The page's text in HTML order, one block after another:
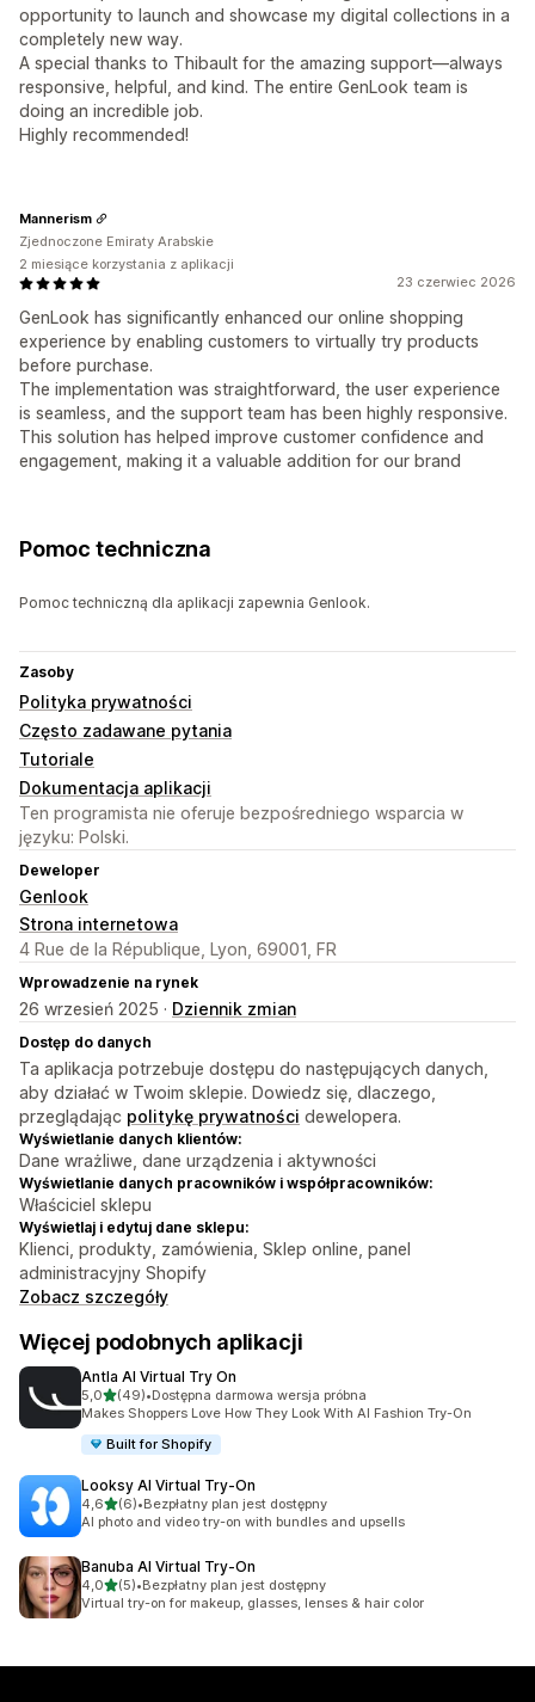
opportunity to launch and showcase my digital collections in a
completely new way.
A special thanks to Thibault for the amazing support—always
responsive, helpful, and kind. The entire GenLook team is
doing an incredible job.
Highly recommended!
23 czerwiec 2026
GenLook has significantly enhanced our online shopping
experience by enabling customers to virtually try products
before purchase.
The implementation was straightforward, the user experience
is seamless, and the support team has been highly responsive.
This solution has helped improve customer confidence and
engagement, making it a valuable addition for our brand
Mannerism
Zjednoczone Emiraty Arabskie
2 miesiące korzystania z aplikacji
Pomoc techniczna
Pomoc techniczną dla aplikacji zapewnia Genlook.
Zasoby
Polityka prywatności
Często zadawane pytania
Tutoriale
Dokumentacja aplikacji
Ten programista nie oferuje bezpośredniego wsparcia w
języku: Polski.
Deweloper
Genlook
Strona internetowa
4 Rue de la République, Lyon, 69001, FR
Wprowadzenie na rynek
26 wrzesień 2025 · Dziennik zmian
Dostęp do danych
Ta aplikacja potrzebuje dostępu do następujących danych,
aby działać w Twoim sklepie. Dowiedz się, dlaczego,
przeglądając politykę prywatności dewelopera.
Wyświetlanie danych klientów:
Dane wrażliwe, dane urządzenia i aktywności
Wyświetlanie danych pracowników i współpracowników:
Właściciel sklepu
Wyświetlaj i edytuj dane sklepu:
Klienci, produkty, zamówienia, Sklep online, panel
administracyjny Shopify
Zobacz szczegóły
Więcej podobnych aplikacji
Antla AI Virtual Try On
5,0na 5 gwiazdek
(49)
Łączna liczba recenzji: 49
•Dostępna darmowa wersja próbna
Makes Shoppers Love How They Look With AI Fashion Try-On
Built for Shopify
Looksy AI Virtual Try‑On
4,6na 5 gwiazdek
(6)
Łączna liczba recenzji: 6
•Bezpłatny plan jest dostępny
AI photo and video try-on with bundles and upsells
Banuba AI Virtual Try‑On
4,0na 5 gwiazdek
(5)
Łączna liczba recenzji: 5
•Bezpłatny plan jest dostępny
Virtual try-on for makeup, glasses, lenses & hair color